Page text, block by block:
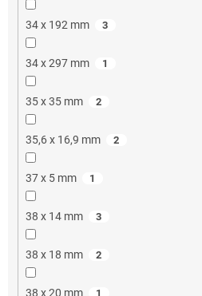
34 x 192 mm 3
34 x 297 mm 1
35 x 35 mm 2
35,6 x 16,9 mm 2
37 x 5 mm 1
38 x 14 mm 3
38 x 18 mm 2
38 x 20 mm 1